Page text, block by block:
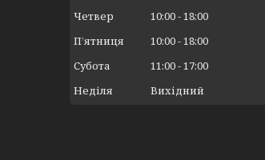
Четвер
10:00 18:00
Пʼятниця
10:00 18:00
Субота
11:00 17:00
Неділя
Вихідний